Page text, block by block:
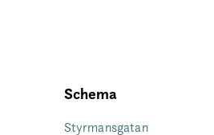
Schema
Styrmansgatan